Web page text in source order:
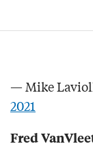
— Mike
2021
Fred